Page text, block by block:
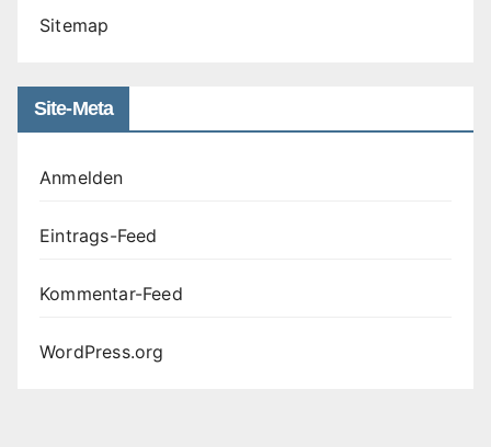
Sitemap
Site-Meta
Anmelden
Eintrags-Feed
Kommentar-Feed
WordPress.org